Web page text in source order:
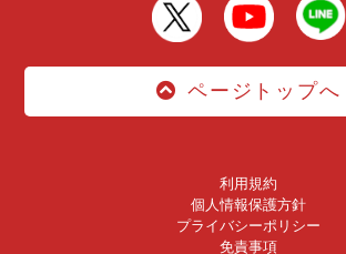
ページトップへ
利用規約
個人情報保護方針
プライバシーポリシー
免責事項